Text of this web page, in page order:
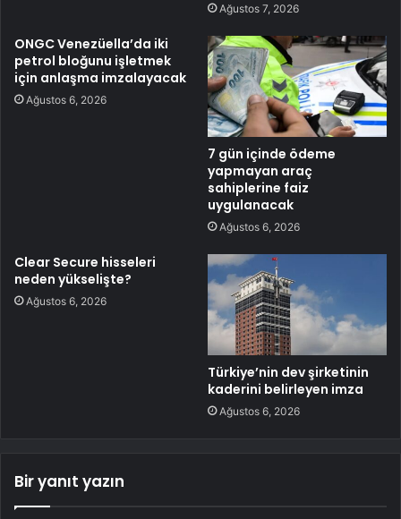
Ağustos 7, 2026
ONGC Venezüella’da iki
petrol bloğunu işletmek
için anlaşma imzalayacak
Ağustos 6, 2026
7 gün içinde ödeme
yapmayan araç
sahiplerine faiz
uygulanacak
Ağustos 6, 2026
Clear Secure hisseleri
neden yükselişte?
Ağustos 6, 2026
Türkiye’nin dev şirketinin
kaderini belirleyen imza
Ağustos 6, 2026
Bir yanıt yazın